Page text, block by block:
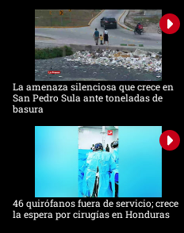
La amenaza silenciosa que crece en
San Pedro Sula ante toneladas de
basura
46 quirófanos fuera de servicio; crece
la espera por cirugías en Honduras